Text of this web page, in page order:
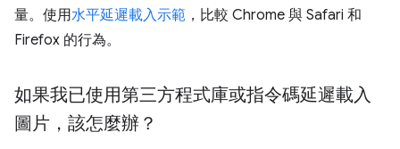
量。使用水平延遲載入示範 ，比較 Chrome 與 Safari 和
Firefox 的行為。
如果我已使用第三方程式庫或指令碼延遲載入
圖片，該怎麼辦？